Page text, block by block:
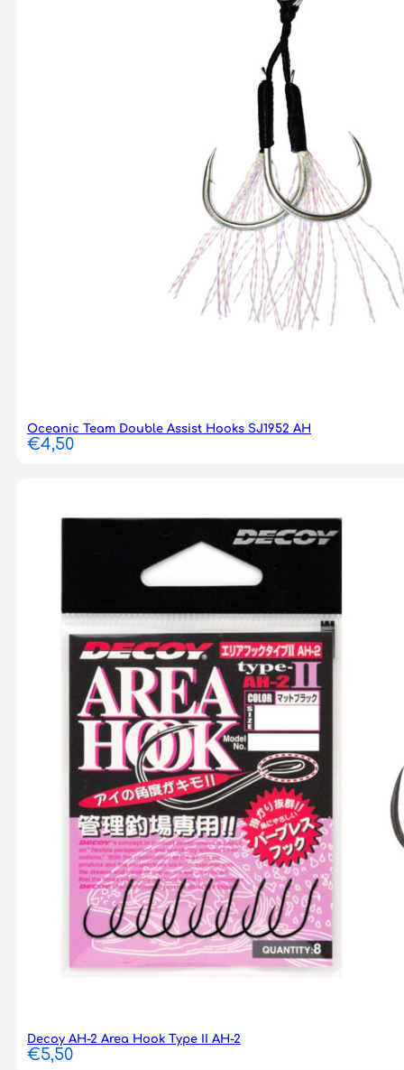
Oceanic Team Double Assist Hooks SJ1952 AH
€4,50
Decoy AH-2 Area Hook Type II AH-2
€5,50